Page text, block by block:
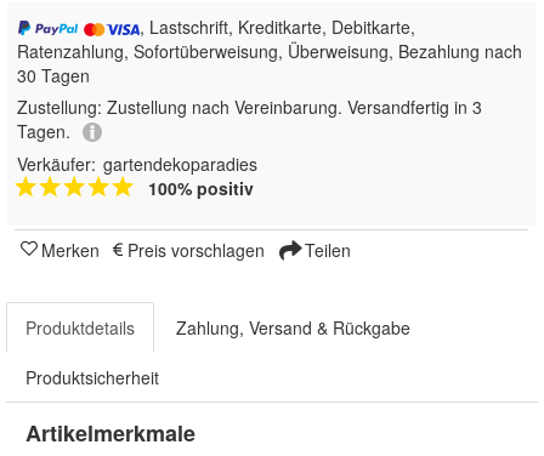
, Lastschrift, Kreditkarte, Debitkarte,
Ratenzahlung, Sofortüberweisung, Überweisung, Bezahlung nach
30 Tagen
Zustellung: Zustellung nach Vereinbarung. Versandfertig in 3
Tagen.
Verkäufer: gartendekoparadies
100% positiv
Merken Preis vorschlagen Teilen
Produktdetails Zahlung, Versand & Rückgabe
Produktsicherheit
Artikelmerkmale